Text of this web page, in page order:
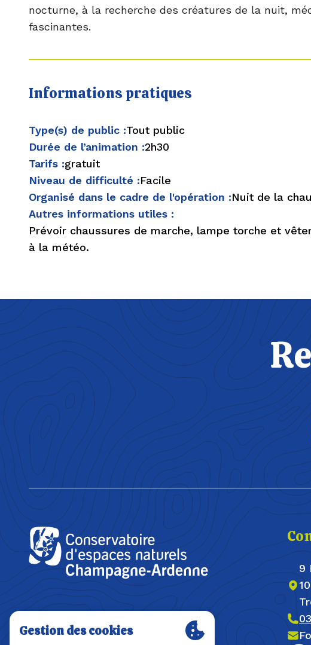
nocturne, à la recherche des créatures de la nuit,
fascinantes.
Informations pratiques
Type(s) de public :Tout public
Durée de l’animation :2h30
Tarifs :gratuit
Niveau de difficulté :Facile
Organisé dans le cadre de l'opération :Nuit de la
Autres informations utiles :
Prévoir chaussures de marche, lampe torche et
à la météo.
9